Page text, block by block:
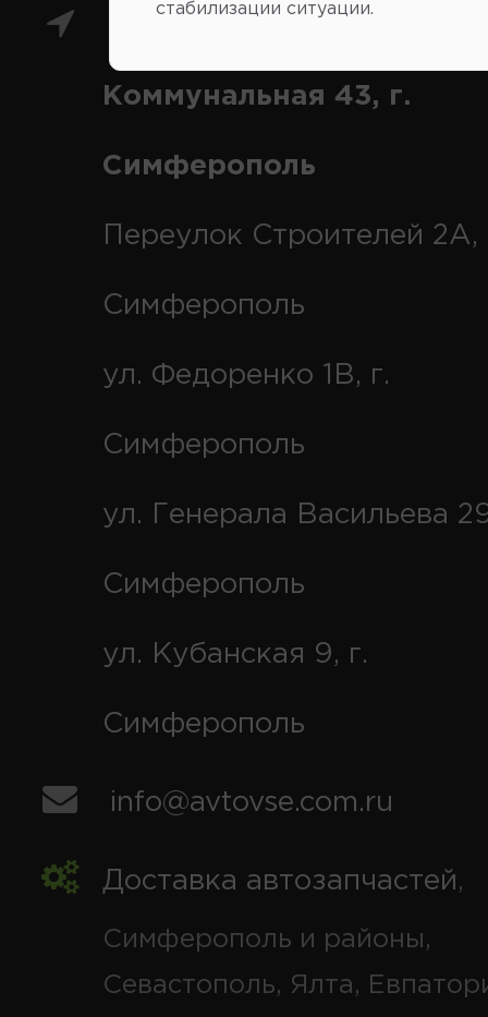
Коммунальная 43, г.
Симферополь
Переулок Строителей 2А,
Симферополь
ул. Федоренко 1В, г.
Симферополь
ул. Генерала Васильева
Симферополь
ул. Кубанская 9, г.
Симферополь
info@avtovse.com.ru
Доставка автозапчастей,
Симферополь и районы,
Севастополь, Ялта,
стабилизации ситуации.